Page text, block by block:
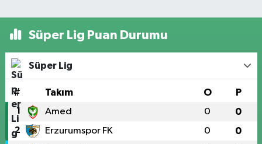
Süper Lig Puan Durumu
Süper Lig
# Takım O P
1 Amed 0 0
2 Erzurumspor FK 0 0